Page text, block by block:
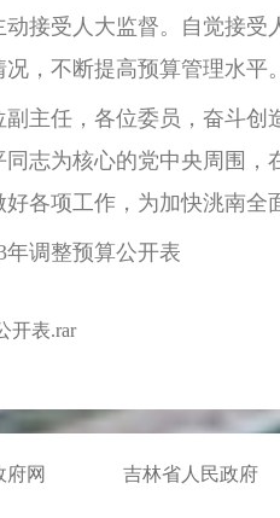
受人大监督。自觉接受
况，不断提高预算管理水平
任，各位委员，奋斗创
同志为核心的党中央周围
各项工作，为加快洮南
年调整预算公开表
开表.rar
府网 吉林省人民政府